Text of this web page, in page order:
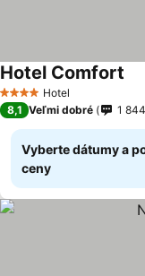
4 Počet hviezdičiek
Hotel
Hotel Comfort
8,1 Veľmi dobré 1 844
Vyberte dátumy a
ceny